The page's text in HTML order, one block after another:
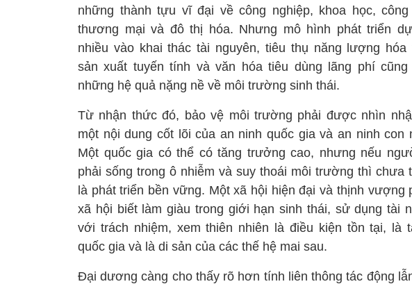
những thành tựu vĩ đại về công nghiệp, khoa học, công
thương mại và đô thị hóa. Nhưng mô hình phát triển
nhiều vào khai thác tài nguyên, tiêu thụ năng lượng hóa
sản xuất tuyến tính và văn hóa tiêu dùng lãng phí cũng
những hệ quả nặng nề về môi trường sinh thái.
Từ nhận thức đó, bảo vệ môi trường phải được nhìn
một nội dung cốt lõi của an ninh quốc gia và an ninh con
Một quốc gia có thể có tăng trưởng cao, nhưng nếu
phải sống trong ô nhiễm và suy thoái môi trường thì chưa
là phát triển bền vững. Một xã hội hiện đại và thịnh vượng
xã hội biết làm giàu trong giới hạn sinh thái, sử dụng tài
với trách nhiệm, xem thiên nhiên là điều kiện tồn tại, là
quốc gia và là di sản của các thế hệ mai sau.
Đại dương càng cho thấy rõ hơn tính liên thông tác động